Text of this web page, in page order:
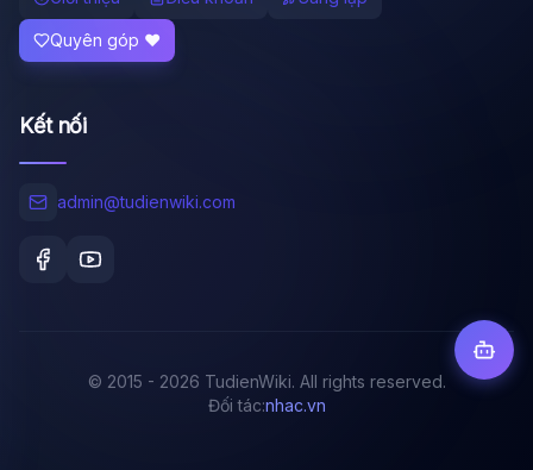
Quyên góp ❤️
Kết nối
admin@tudienwiki.com
© 2015 - 2026 TudienWiki. All rights reserved.
Đối tác:nhac.vn